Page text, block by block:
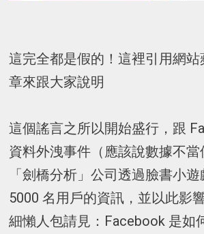
這完全都是假的！這裡引用網
章來跟大家說明
這個謠言之所以開始盛行，跟
資料外洩事件（應該說數據不當
「劍橋分析」公司透過臉書小
5000 名用戶的資訊，並以此影
細懶人包請見：Facebook 是如